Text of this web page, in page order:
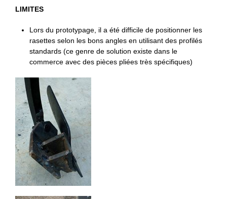
LIMITES
Lors du prototypage, il a été difficile de positionner les
rasettes selon les bons angles en utilisant des profilés
standards (ce genre de solution existe dans le
commerce avec des pièces pliées très spécifiques)